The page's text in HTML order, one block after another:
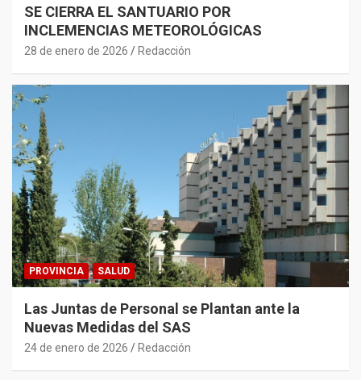
SE CIERRA EL SANTUARIO POR
INCLEMENCIAS METEOROLÓGICAS
28 de enero de 2026 Redacción
PROVINCIA SALUD
Las Juntas de Personal se Plantan ante la
Nuevas Medidas del SAS
24 de enero de 2026 Redacción